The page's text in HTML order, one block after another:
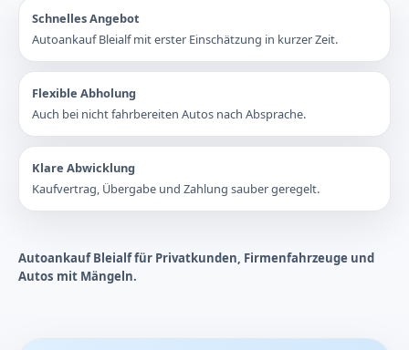
Schnelles Angebot
Autoankauf Bleialf mit erster Einschätzung in kurzer Zeit.
Flexible Abholung
Auch bei nicht fahrbereiten Autos nach Absprache.
Klare Abwicklung
Kaufvertrag, Übergabe und Zahlung sauber geregelt.
Autoankauf Bleialf für Privatkunden, Firmenfahrzeuge und
Autos mit Mängeln.